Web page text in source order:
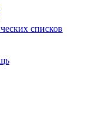
списков